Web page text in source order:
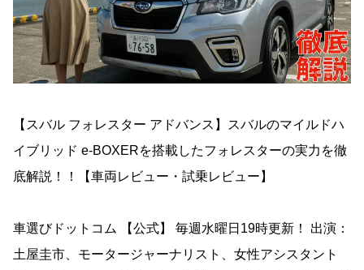
【スバル フォレスター アドバンス】スバルのマイルドハ
イブリッド e-BOXERを搭載したフォレスターの実力を徹
底解説！！【車両レビュー・試乗レビュー】
車選びドットコム 【公式】 毎週水曜日19時更新！ 出演：
土屋圭市、モータージャーナリスト、女性アシスタント